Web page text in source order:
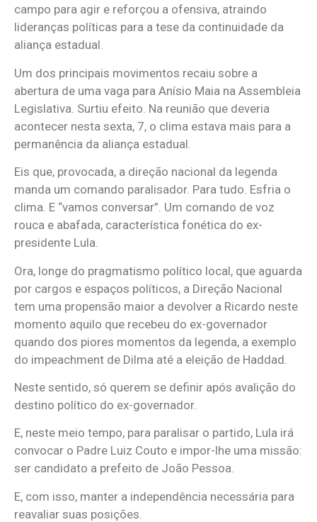
campo para agir e reforçou a ofensiva, atraindo
lideranças políticas para a tese da continuidade da
aliança estadual.
Um dos principais movimentos recaiu sobre a
abertura de uma vaga para Anísio Maia na Assembleia
Legislativa. Surtiu efeito. Na reunião que deveria
acontecer nesta sexta, 7, o clima estava mais para a
permanência da aliança estadual.
Eis que, provocada, a direção nacional da legenda
manda um comando paralisador. Para tudo. Esfria o
clima. E “vamos conversar”. Um comando de voz
rouca e abafada, característica fonética do ex-
presidente Lula.
Ora, longe do pragmatismo político local, que aguarda
por cargos e espaços políticos, a Direção Nacional
tem uma propensão maior a devolver a Ricardo neste
momento aquilo que recebeu do ex-governador
quando dos piores momentos da legenda, a exemplo
do impeachment de Dilma até a eleição de Haddad.
Neste sentido, só querem se definir após avalição do
destino político do ex-governador.
E, neste meio tempo, para paralisar o partido, Lula irá
convocar o Padre Luiz Couto e impor-lhe uma missão:
ser candidato a prefeito de João Pessoa.
E, com isso, manter a independência necessária para
reavaliar suas posições.